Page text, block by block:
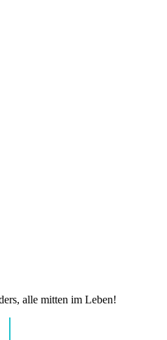
alle mitten im Leben!